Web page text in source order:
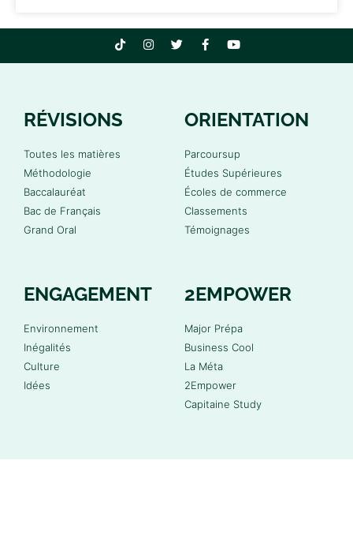
RÉVISIONS
Toutes les matières
Méthodologie
Baccalauréat
Bac de Français
Grand Oral
ORIENTATION
Parcoursup
Études Supérieures
Écoles de commerce
Classements
Témoignages
ENGAGEMENT
Environnement
Inégalités
Culture
Idées
2EMPOWER
Major Prépa
Business Cool
La Méta
2Empower
Capitaine Study